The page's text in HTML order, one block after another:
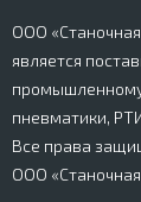
ООО
является
пневматики,
Все права
ООО